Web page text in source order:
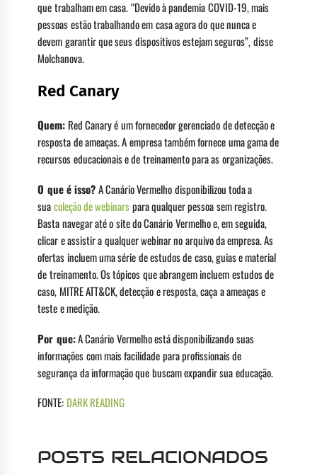
que trabalham em casa. “Devido à pandemia COVID-19, mais
pessoas estão trabalhando em casa agora do que nunca e
devem garantir que seus dispositivos estejam seguros”, disse
Molchanova.
Red Canary
Quem: Red Canary é um fornecedor gerenciado de detecção e
resposta de ameaças. A empresa também fornece uma gama de
recursos educacionais e de treinamento para as organizações.
O que é isso?A Canário Vermelho disponibilizou toda a
suacoleção de webinarspara qualquer pessoa sem registro.
Basta navegar até o site do Canário Vermelho e, em seguida,
clicar e assistir a qualquer webinar no arquivo da empresa. As
ofertas incluem uma série de estudos de caso, guias e material
de treinamento. Os tópicos que abrangem incluem estudos de
caso, MITRE ATT&CK, detecção e resposta, caça a ameaças e
teste e medição.
Por que:A Canário Vermelho está disponibilizando suas
informações com mais facilidade para profissionais de
segurança da informação que buscam expandir sua educação.
FONTE: DARK READING
POSTS RELACIONADOS